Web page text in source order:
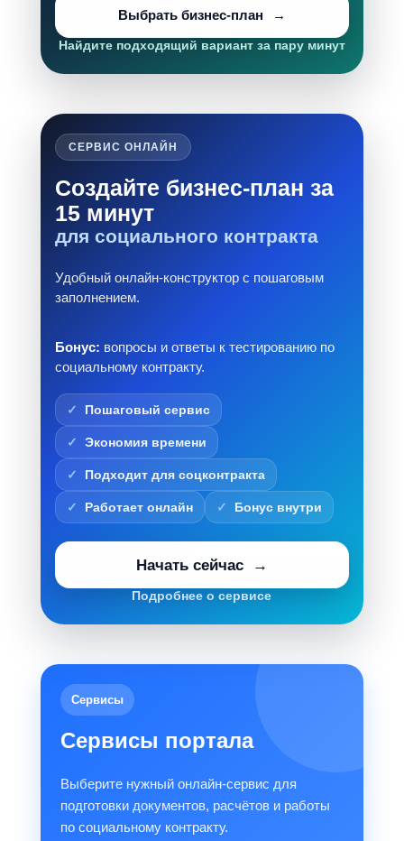
Выбрать бизнес-план
Найдите подходящий вариант за пару минут
СЕРВИС ОНЛАЙН
Создайте бизнес-план за
15 минут
для социального контракта
Удобный онлайн-конструктор с пошаговым
заполнением.
Бонус: вопросы и ответы к тестированию по
социальному контракту.
Пошаговый сервис
Экономия времени
Подходит для соцконтракта
Работает онлайн Бонус внутри
Начать сейчас
Подробнее о сервисе
Сервисы
Сервисы портала
Выберите нужный онлайн-сервис для
подготовки документов, расчётов и работы
по социальному контракту.